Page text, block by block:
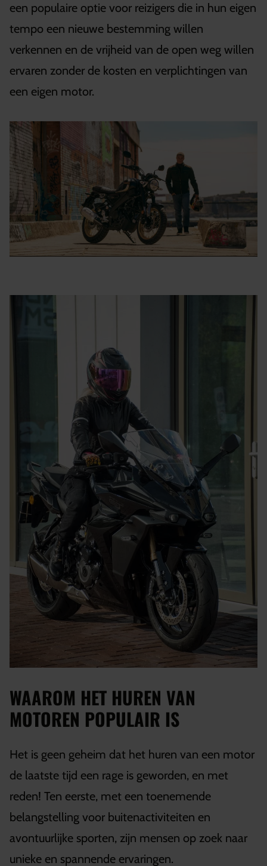
een populaire optie voor reizigers die in hun eigen
tempo een nieuwe bestemming willen
verkennen en de vrijheid van de open weg willen
ervaren zonder de kosten en verplichtingen van
een eigen motor.
WAAROM HET HUREN VAN
MOTOREN POPULAIR IS
Het is geen geheim dat het huren van een motor
de laatste tijd een rage is geworden, en met
reden! Ten eerste, met een toenemende
belangstelling voor buitenactiviteiten en
avontuurlijke sporten, zijn mensen op zoek naar
unieke en spannende ervaringen.